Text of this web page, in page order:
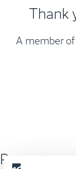
Thank
A member
Recent